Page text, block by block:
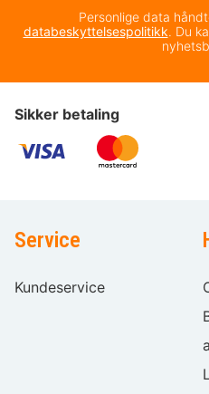
Personlige data
databeskyttelsespolitikk. Du
Sikker betaling
Service
Kundeservice